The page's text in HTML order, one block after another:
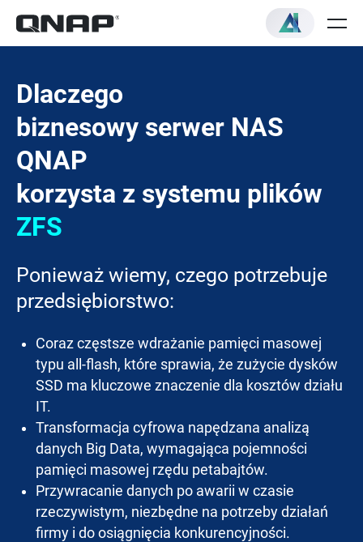
Dlaczego
biznesowy serwer NAS
QNAP
korzysta z systemu plików
ZFS
Ponieważ wiemy, czego potrzebuje
przedsiębiorstwo:
Coraz częstsze wdrażanie pamięci masowej
typu all-flash, które sprawia, że zużycie dysków
SSD ma kluczowe znaczenie dla kosztów działu
IT.
Transformacja cyfrowa napędzana analizą
danych Big Data, wymagająca pojemności
pamięci masowej rzędu petabajtów.
Przywracanie danych po awarii w czasie
rzeczywistym, niezbędne na potrzeby działań
firmy i do osiągnięcia konkurencyjności.